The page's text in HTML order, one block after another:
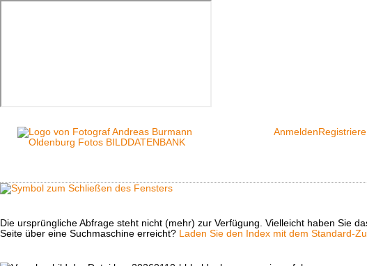
Anmelden
Die ursprüngliche Abfrage steht nicht (mehr) zur Verfügung. Vielleicht haben Sie
Seite über eine Suchmaschine erreicht? Laden Sie den Index mit dem Standard-